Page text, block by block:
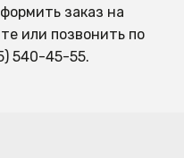
заказ на
или позвонить по
540-45-55.